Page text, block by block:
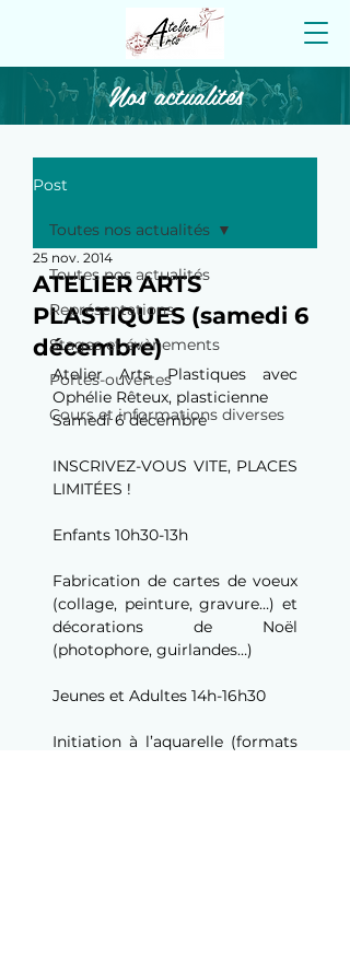
Nos actualités
Post
Toutes nos actualités
Représentations
Stages et évènements
Portes-ouvertes
Cours et informations diverses
Toutes nos actualités
ATELIER ARTS
PLASTIQUES (samedi 6
décembre)
25 nov. 2014
Atelier Arts Plastiques avec
Ophélie Rêteux, plasticienne
Samedi 6 décembre
INSCRIVEZ-VOUS VITE, PLACES
LIMITÉES !
Enfants 10h30-13h
Fabrication de cartes de voeux
(collage, peinture, gravure…) et
décorations de Noël
(photophore, guirlandes…)
Jeunes et Adultes 14h-16h30
Initiation à l’aquarelle (formats